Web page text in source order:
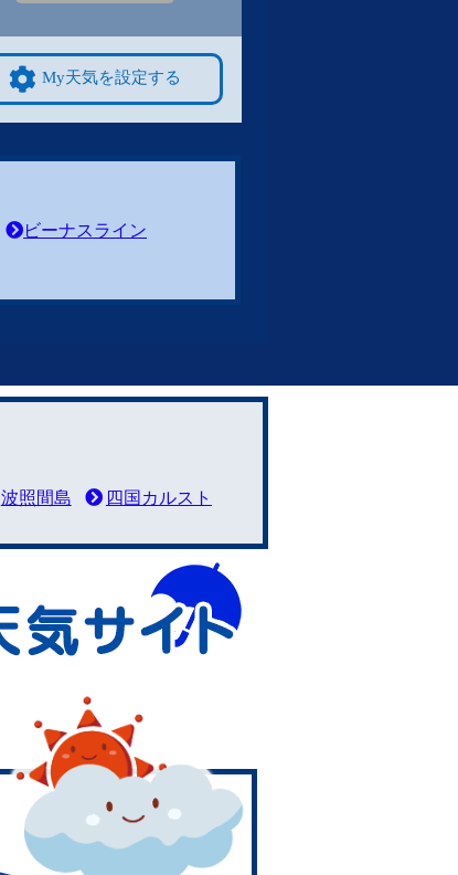
My天気を設定する
ビーナスライン
波照間島 四国カルスト